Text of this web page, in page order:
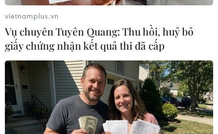
vietnamplus.vn
Vụ chuyên Tuyên Quang: Thu hồi, huỷ bỏ
giấy chứng nhận kết quả thi đã cấp